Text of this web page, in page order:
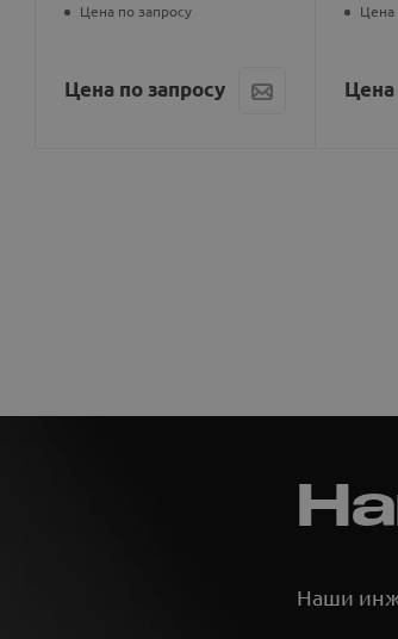
Цена по запросу
Цена по запросу
Цена
Цена
Наши